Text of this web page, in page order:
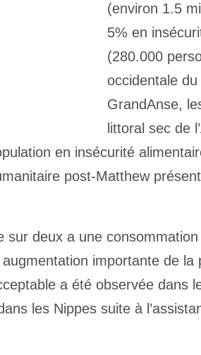
(environ 1.5
5% en
(280.000
occidentale
GrandAnse,
littoral sec de
en insécurité
post-Matthew
sur deux a une
importante de la
a été observée dans
les Nippes suite à